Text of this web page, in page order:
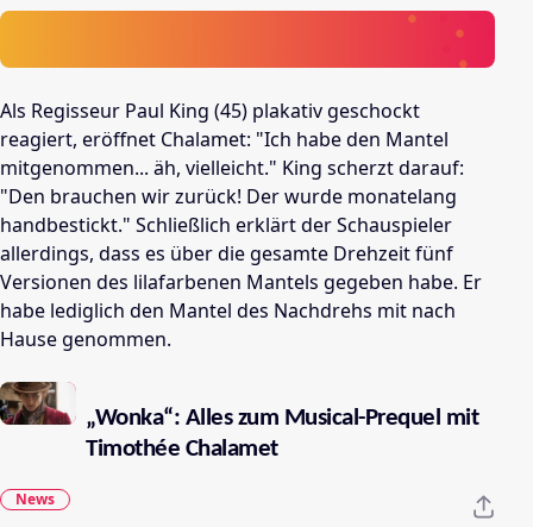
Als Regisseur Paul King (45) plakativ geschockt
reagiert, eröffnet Chalamet: "Ich habe den Mantel
mitgenommen... äh, vielleicht." King scherzt darauf:
"Den brauchen wir zurück! Der wurde monatelang
handbestickt." Schließlich erklärt der Schauspieler
allerdings, dass es über die gesamte Drehzeit fünf
Versionen des lilafarbenen Mantels gegeben habe. Er
habe lediglich den Mantel des Nachdrehs mit nach
Hause genommen.
„Wonka“: Alles zum Musical-Prequel mit
Timothée Chalamet
News